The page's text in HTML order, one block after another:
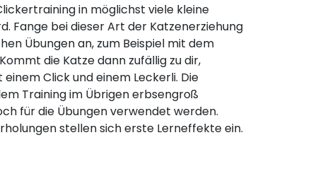
in möglichst viele kleine
Fange bei dieser Art der Katzenerziehung
Übungen an, zum Beispiel mit dem
die Katze dann zufällig zu dir,
Click und einem Leckerli. Die
Training im Übrigen erbsengroß
für die Übungen verwendet werden.
stellen sich erste Lerneffekte ein.